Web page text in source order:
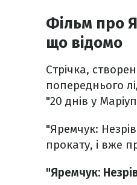
Фільм про
що відомо
Стрічка,
попереднього
"20 днів у
"Яремчук:
прокату, і вже
"Яремчук: